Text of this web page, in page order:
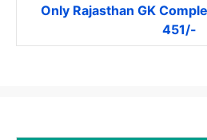
Only Rajasthan GK
451/-